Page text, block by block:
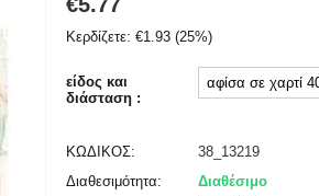
Κερδίζετε: €1.93 (25%)
είδος και
διάσταση :
ΚΩΔΙΚΟΣ:
38_13219
Διαθεσιμότητα:
Διαθέσιμο